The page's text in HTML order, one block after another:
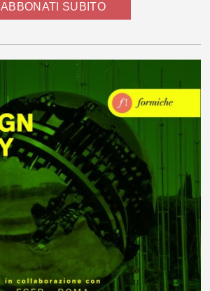
ABBONATI SUBITO